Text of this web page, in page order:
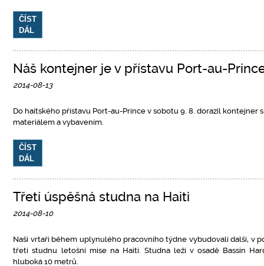
ČÍST
DÁL
Náš kontejner je v přístavu Port-au-
2014-08-13
Do haitského přístavu Port-au-Prince v sobotu 9. 8. dorazil kontejner s
materiálem a vybavením.
ČÍST
DÁL
Třetí úspěšná studna na Haiti
2014-08-10
Naši vrtaři během uplynulého pracovního týdne vybudovali další, v
třetí studnu letošní mise na Haiti. Studna leží v osadě Bassin
hluboká 10 metrů.